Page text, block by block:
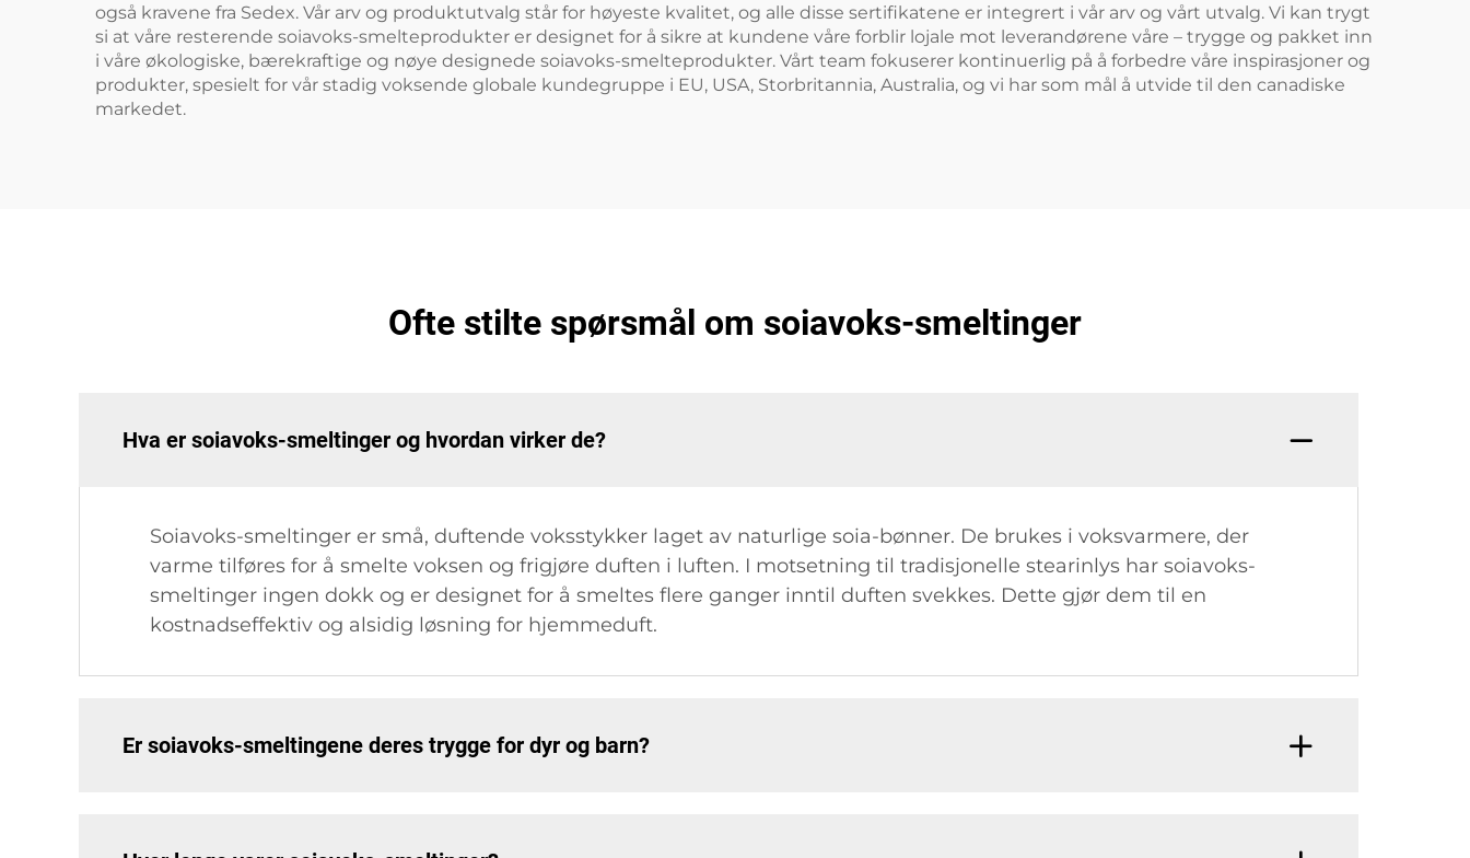
også kravene fra Sedex. Vår arv og produktutvalg står for høyeste kvalitet, og alle disse sertifikatene er integrert i vår arv og vårt utvalg. Vi kan trygt
si at våre resterende soiavoks-smelteprodukter er designet for å sikre at kundene våre forblir lojale mot leverandørene våre – trygge og pakket inn
i våre økologiske, bærekraftige og nøye designede soiavoks-smelteprodukter. Vårt team fokuserer kontinuerlig på å forbedre våre inspirasjoner og
produkter, spesielt for vår stadig voksende globale kundegruppe i EU, USA, Storbritannia, Australia, og vi har som mål å utvide til den canadiske
markedet.
Ofte stilte spørsmål om soiavoks-smeltinger
Hva er soiavoks-smeltinger og hvordan virker de?
Soiavoks-smeltinger er små, duftende voksstykker laget av naturlige soia-bønner. De brukes i voksvarmere, der
varme tilføres for å smelte voksen og frigjøre duften i luften. I motsetning til tradisjonelle stearinlys har soiavoks-
smeltinger ingen dokk og er designet for å smeltes flere ganger inntil duften svekkes. Dette gjør dem til en
kostnadseffektiv og alsidig løsning for hjemmeduft.
Er soiavoks-smeltingene deres trygge for dyr og barn?